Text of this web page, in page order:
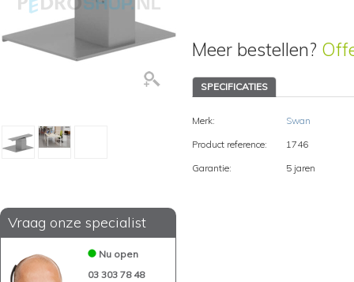
Vraag onze specialist
Nu open
03 303 78 48
Meer bestellen?
SPECIFICATIES
Merk:
Swan
Product reference:
1746
Garantie:
5 jaren